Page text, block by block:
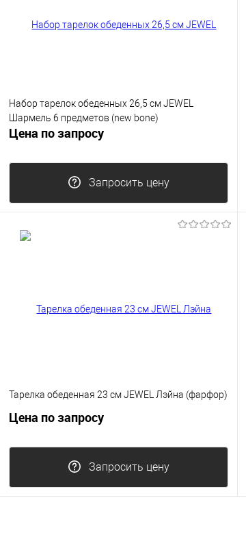
Набор тарелок обеденных 26,5 см JEWEL
Шармель 6 предметов (new bone)
Цена по запросу
Запросить цену
Тарелка обеденная 23 см JEWEL Лэйна (фарфор)
Цена по запросу
Запросить цену